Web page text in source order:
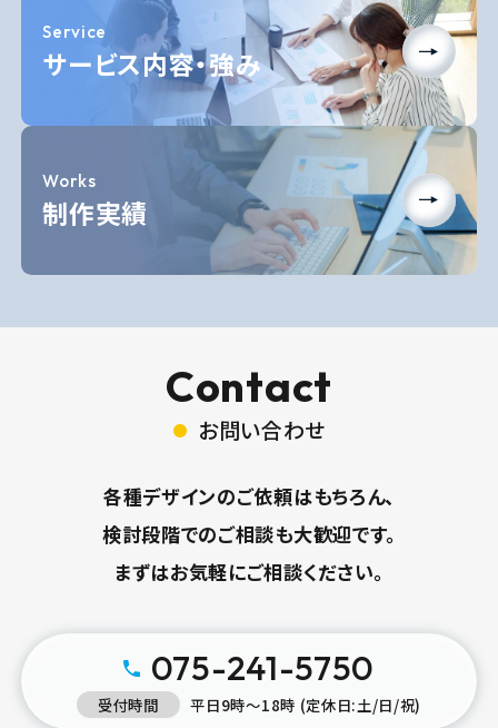
Service
サービス内容・強み
Works
制作実績
Contact
お問い合わせ
各種デザインのご依頼はもちろん、
検討段階でのご相談も大歓迎です。
まずはお気軽にご相談ください。
075-241-5750
受付時間 平日9時〜18時 (定休日:土/日/祝)